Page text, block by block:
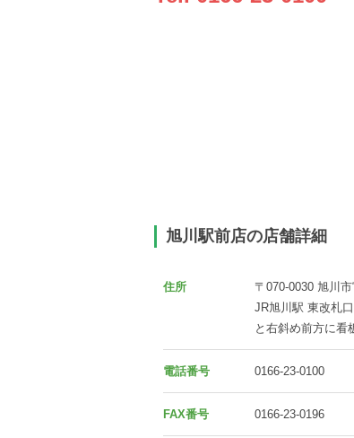
旭川駅前店の店舗詳細
住所
〒070-0030 旭川
JR旭川駅 東改札
と右斜め前方に看
電話番号 0166-23-0100
FAX番号 0166-23-0196